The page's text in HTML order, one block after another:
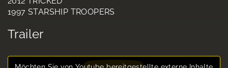
1997 STARSHIP TROOPERS
Trailer